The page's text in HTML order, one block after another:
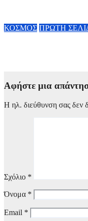
ΚΟΣΜΟΣ ΠΡΩΤΗ
Αφήστε μια
Η ηλ. διεύθυνση σας δεν
Σχόλιο *
Όνομα *
Email *